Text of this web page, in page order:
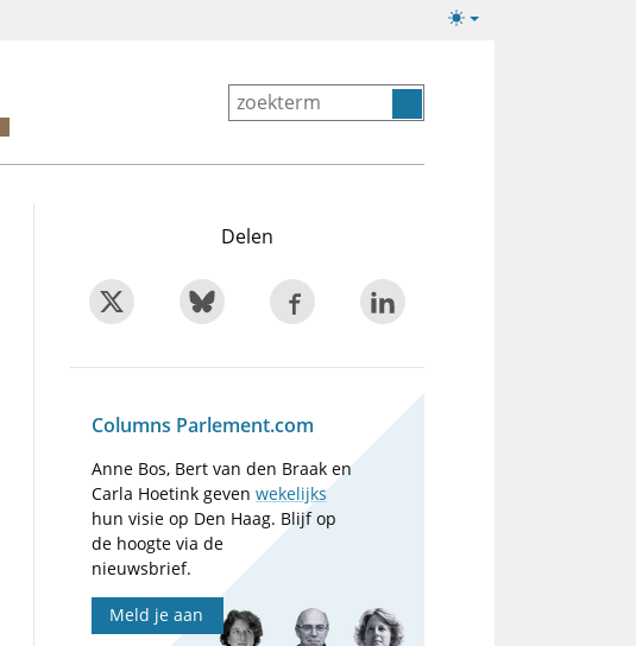
Lichte/donkere
Delen
Columns Parlement.com
Anne Bos, Bert van den Braak en
Carla Hoetink gevenwekelijks
hun visie op Den Haag. Blijf op
de hoogte via de
nieuwsbrief.
Meld je aan